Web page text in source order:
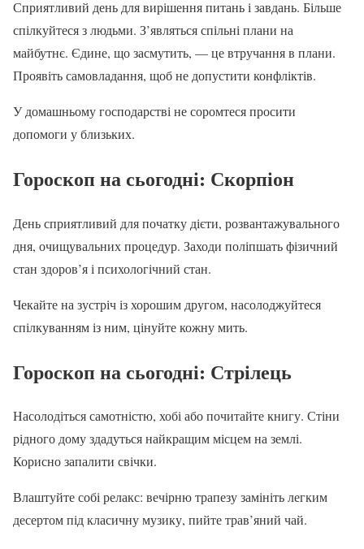
Сприятливий день для вирішення питань і завдань. Більше
спілкуйтеся з людьми. З’являться спільні плани на
майбутнє. Єдине, що засмутить, — це втручання в плани.
Проявіть самовладання, щоб не допустити конфліктів.
У домашньому господарстві не соромтеся просити
допомоги у близьких.
Гороскоп на сьогодні: Скорпіон
День сприятливий для початку дієти, розвантажувального
дня, очищувальних процедур. Заходи поліпшать фізичний
стан здоров’я і психологічний стан.
Чекайте на зустріч із хорошим другом, насолоджуйтеся
спілкуванням із ним, цінуйте кожну мить.
Гороскоп на сьогодні: Стрілець
Насолодіться самотністю, хобі або почитайте книгу. Стіни
рідного дому здадуться найкращим місцем на землі.
Корисно запалити свічки.
Влаштуйте собі релакс: вечірню трапезу замініть легким
десертом під класичну музику, пийте трав’яний чай.